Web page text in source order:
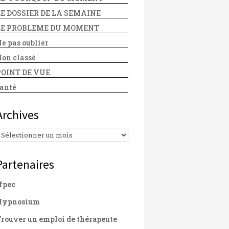
DOSSIER DE LA SEMAINE
PROBLEME DU MOMENT
pas oublier
classé
DE VUE
un emploi de thérapeute